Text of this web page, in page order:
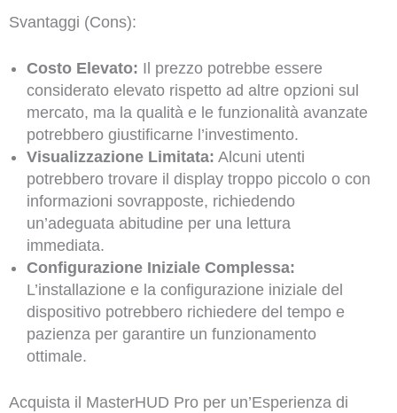
Svantaggi (Cons):
Costo Elevato: Il prezzo potrebbe essere
considerato elevato rispetto ad altre opzioni sul
mercato, ma la qualità e le funzionalità avanzate
potrebbero giustificarne l’investimento.
Visualizzazione Limitata: Alcuni utenti
potrebbero trovare il display troppo piccolo o con
informazioni sovrapposte, richiedendo
un’adeguata abitudine per una lettura
immediata.
Configurazione Iniziale Complessa:
L’installazione e la configurazione iniziale del
dispositivo potrebbero richiedere del tempo e
pazienza per garantire un funzionamento
ottimale.
Acquista il MasterHUD Pro per un’Esperienza di